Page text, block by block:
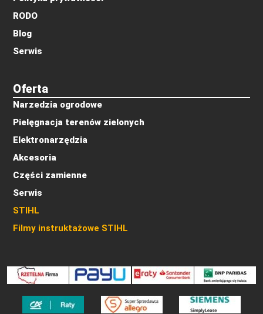
Oferta
Narzedzia ogrodowe
Pielęgnacja terenów zielonych
Elektronarzędzia
Akcesoria
Części zamienne
Serwis
STIHL
Filmy instruktażowe STIHL
RODO
Blog
Serwis